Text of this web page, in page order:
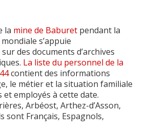
la mine de Baburetpendant la
s’appuie
des documents d’archives
La liste du personnel de la
contient des informations
le métier et la situation familiale
et employés à cette date.
Arbéost, Arthez-d’Asson,
sont Français, Espagnols,